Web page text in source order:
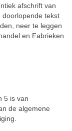
afschrift van
doorlopende tekst
neer te leggen
en Fabrieken
5 is van
de algemene